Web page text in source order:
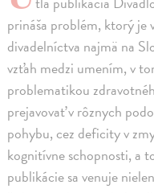
prináša problém, ktorý
divadelníctva najmä na
vzťah medzi umením, v
problematikou
prejavovať v rôznych
pohybu, cez deficity v
kognitívne schopnosti, a
publikácie sa venuje